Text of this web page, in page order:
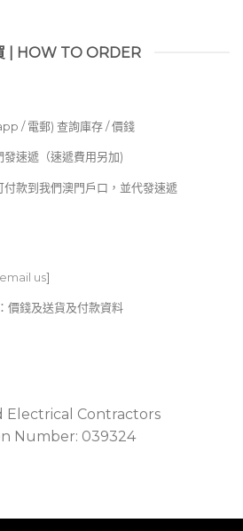
| HOW TO ORDER
/ 電郵) 查詢庫存 / 價錢
速遞（速遞費用另加)
款到我們澳門戶口，並代發速遞
us]
價錢及送貨及付款資料
Electrical Contractors
Number: 039324